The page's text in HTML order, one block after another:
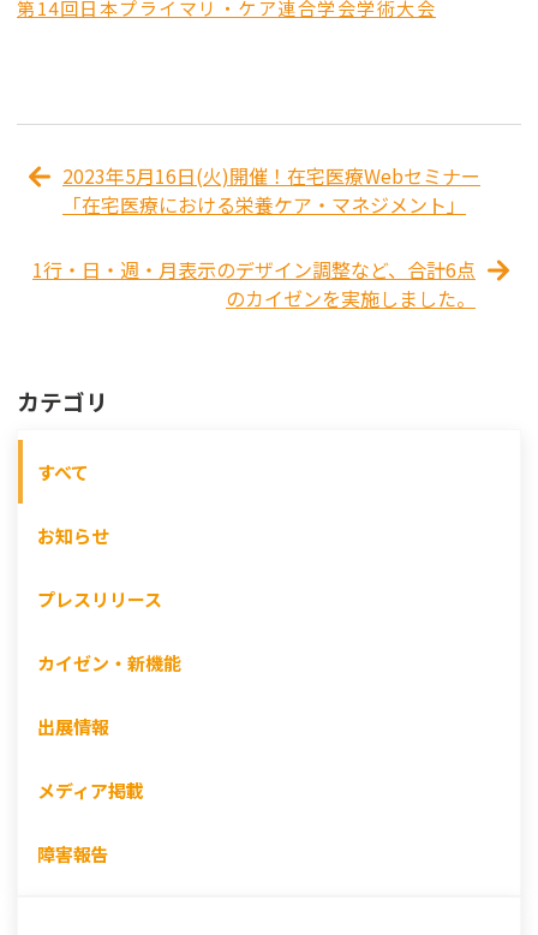
第14回日本プライマリ・ケア連合学会学術大会
2023年5月16日(火)開催！在宅医療Webセミナー
「在宅医療における栄養ケア・マネジメント」
1行・日・週・月表示のデザイン調整など、合計6点
のカイゼンを実施しました。
カテゴリ
すべて
お知らせ
プレスリリース
カイゼン・新機能
出展情報
メディア掲載
障害報告